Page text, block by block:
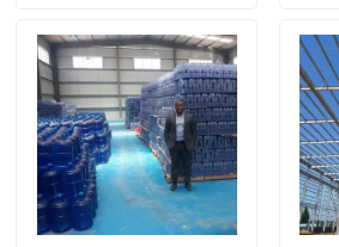
Produkty
O nas
Wycieczka po fabryce